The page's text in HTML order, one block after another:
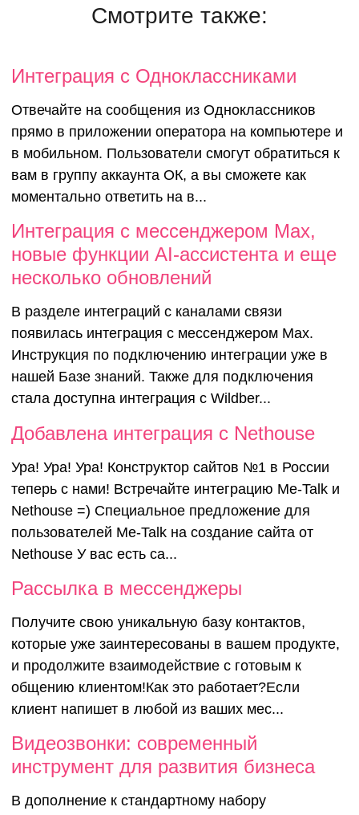
Смотрите также:
Интеграция с Одноклассниками
Отвечайте на сообщения из Одноклассников
прямо в приложении оператора на компьютере и
в мобильном. Пользователи смогут обратиться к
вам в группу аккаунта ОК, а вы сможете как
моментально ответить на в...
Интеграция с мессенджером Max,
новые функции AI-ассистента и еще
несколько обновлений
В разделе интеграций с каналами связи
появилась интеграция с мессенджером Max.
Инструкция по подключению интеграции уже в
нашей Базе знаний. Также для подключения
стала доступна интеграция с Wildber...
Добавлена
интеграция с
Nethouse
Добавлена интеграция с Nethouse
Ура! Ура! Ура! Конструктор сайтов №1 в России
теперь с нами! Встречайте интеграцию Me-Talk и
Nethouse =) Специальное предложение для
пользователей Me-Talk на создание сайта от
Nethouse У вас есть са...
Рассылка в мессенджеры
Получите свою уникальную базу контактов,
которые уже заинтересованы в вашем продукте,
и продолжите взаимодействие с готовым к
общению клиентом!Как это работает?Если
клиент напишет в любой из ваших мес...
Видеозвонки: современный
инструмент для развития бизнеса
В дополнение к стандартному набору